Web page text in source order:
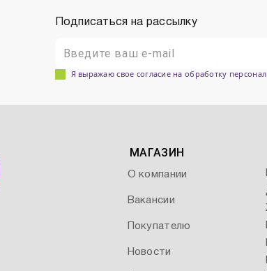
Подписаться на рассылку
Я выражаю свое согласие на обработку
МАГАЗИН
О компании
Вакансии
Покупателю
Новости